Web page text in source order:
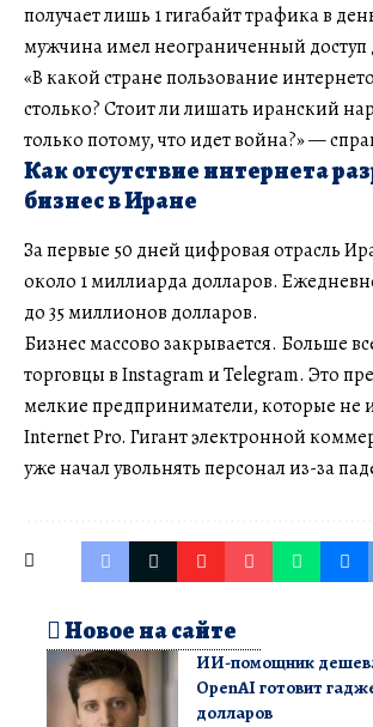
получает лишь 1 гигабайт трафика в
мужчина имел неограниченный доступ
«В какой стране пользование
столько? Стоит ли лишать иранский
только потому, что идет война?» —
Как отсутствие интернета
бизнес в Иране
За первые 50 дней цифровая отрасль
около 1 миллиарда долларов.
до 35 миллионов долларов.
Бизнес массово закрывается. Больше
торговцы в Instagram и Telegram. Это
мелкие предприниматели, которые не
Internet Pro. Гигант электронной
уже начал увольнять персонал из-за
Новое на сайте
ИИ-помощник
OpenAI готовит
долларов